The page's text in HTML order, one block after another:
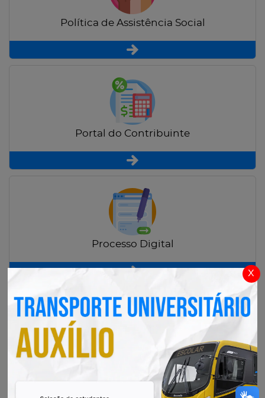
x
Política de Assistência Social
Portal do Contribuinte
Processo Digital
Radar Transparência Pública